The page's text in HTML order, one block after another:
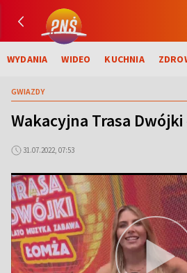
WYDANIA WIDEO KUCHNIA
GWIAZDY
Wakacyjna Trasa Dwójki
31.07.2022, 07:53